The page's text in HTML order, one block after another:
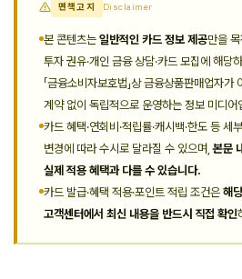
면책고지 Disclaimer
본 콘텐츠는 일반적인 카드 정보 제공만을
투자 권유·개인 금융 상담·카드 모집에 해당
「금융소비자보호법」상 금융상품판매업자
계약 없이 독립적으로 운영하는 정보 미디어
카드 혜택·연회비·적립률·캐시백·한도 등 세
변경에 따라 수시로 달라질 수 있으며,본문
실제 적용 혜택과 다를 수 있습니다.
카드 발급·혜택 적용·포인트 적립 조건은 해
고객센터에서 최신 내용을 반드시 직접 확인